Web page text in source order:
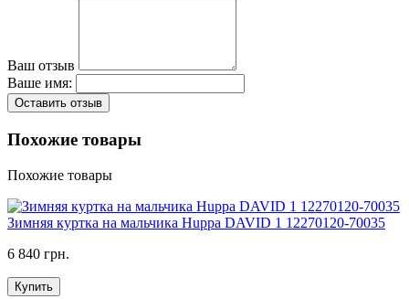
Ваш отзыв
Ваше имя:
Оставить отзыв
Похожие товары
Похожие товары
Зимняя куртка на мальчика Huppa DAVID 1 12270120-70035
6 840 грн.
Купить